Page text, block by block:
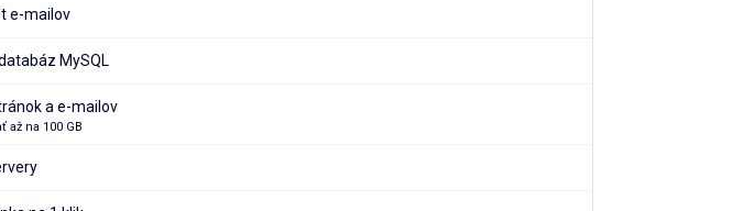
e-mailov
MySQL
a e-mailov
až na 100 GB